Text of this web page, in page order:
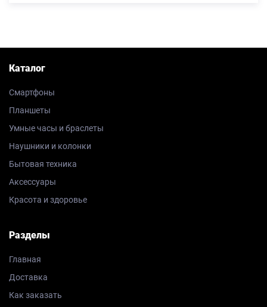
Каталог
Смартфоны
Планшеты
Умные часы и браслеты
Наушники и колонки
Бытовая техника
Аксессуары
Красота и здоровье
Разделы
Главная
Доставка
Как заказать